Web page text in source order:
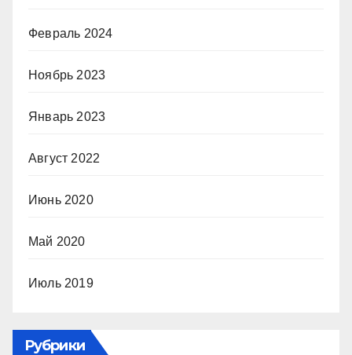
Февраль 2024
Ноябрь 2023
Январь 2023
Август 2022
Июнь 2020
Май 2020
Июль 2019
Рубрики